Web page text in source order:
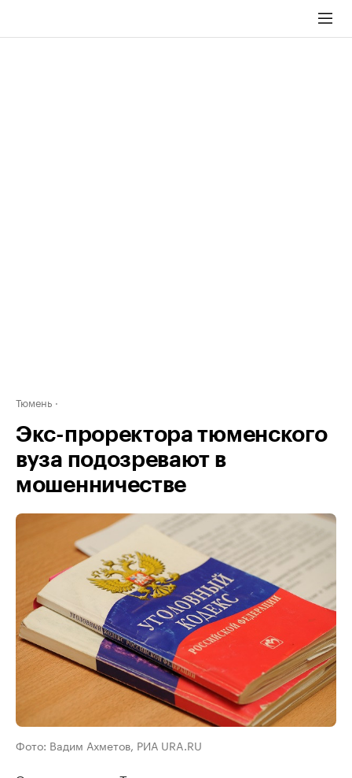
Тюмень
Экс-проректора тюменского
вуза подозревают в
мошенничестве
Фото: Вадим Ахметов, РИА URA.RU